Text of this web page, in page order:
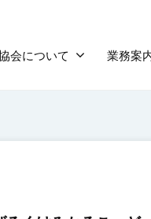
会について 業務案